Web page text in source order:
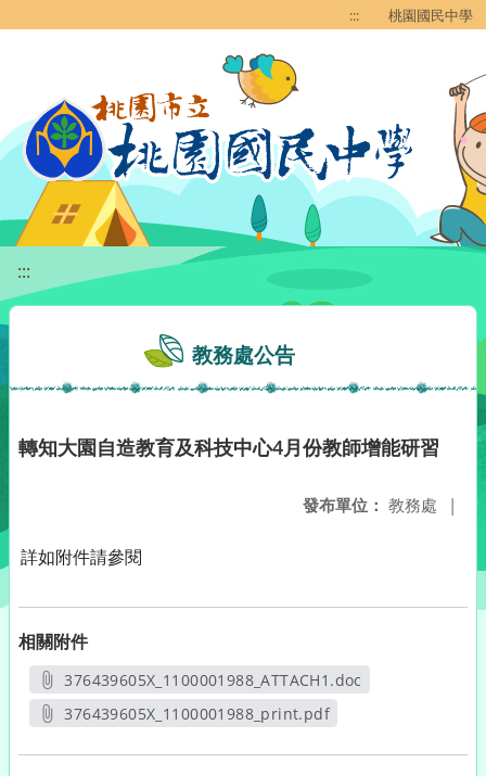
::: 桃園國民中學
:::
教務處公告
轉知大園自造教育及科技中心4月份教師增能研習
發布單位： 教務處 |
詳如附件請參閱
相關附件
376439605X_1100001988_ATTACH1.doc
另開新視窗
376439605X_1100001988_print.pdf